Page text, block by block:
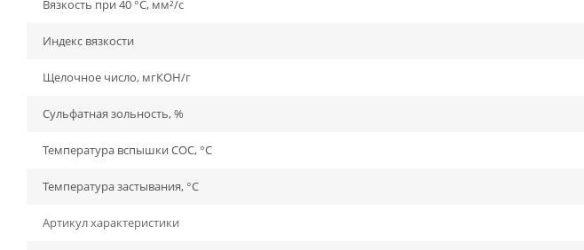
Вязкость при 40 °C, мм²/с
Индекс вязкости
Щелочное число, мгКОН/г
Сульфатная зольность, %
Температура вспышки СОС, °С
Температура застывания, °С
Артикул характеристики